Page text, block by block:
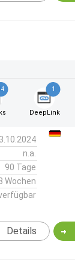
1
DeepLink
n.a.
90 Tage
Wochen
Details